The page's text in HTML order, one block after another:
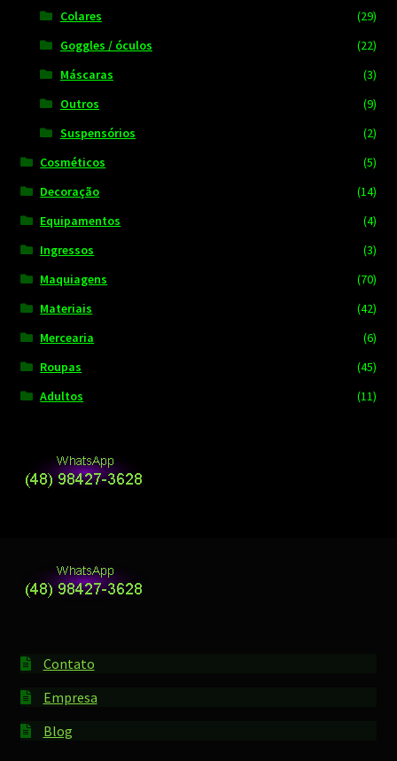
Colares
(29)
Goggles / óculos
(22)
Máscaras
(3)
Outros
(9)
Suspensórios
(2)
Cosméticos
(5)
Decoração
(14)
Equipamentos
(4)
Ingressos
(3)
Maquiagens
(70)
Materiais
(42)
Mercearia
(6)
Roupas
(45)
Adultos
(11)
Contato
Empresa
Blog